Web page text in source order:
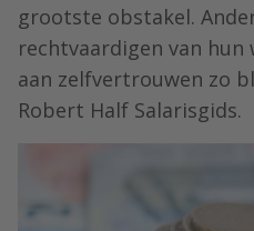
grootste obstakel.
rechtvaardigen van hun
aan zelfvertrouwen zo
Robert Half Salarisgids.